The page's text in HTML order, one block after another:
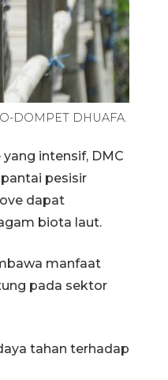
DOMPET DHUAFA.
intensif, DMC
pesisir
dapat
biota laut.
manfaat
pada sektor
tahan terhadap